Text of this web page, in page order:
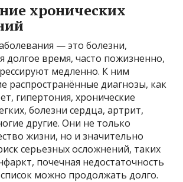
хронических
— это болезни,
долгое время, часто пожизненно,
медленно. К ним
распространённые диагнозы, как
гипертония, хронические
болезни сердца, артрит,
другие. Они не только
жизни, но и значительно
серьезных осложнений, таких
почечная недостаточность
можно продолжать долго.